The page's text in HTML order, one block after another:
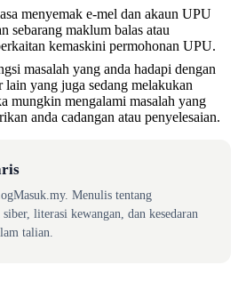
menyemak e-mel dan akaun UPU
sebarang maklum balas atau
kemaskini permohonan UPU.
masalah yang anda hadapi dengan
lain yang juga sedang melakukan
mungkin mengalami masalah yang
anda cadangan atau penyelesaian.
Menulis tentang
siber, literasi kewangan, dan kesedaran
talian.